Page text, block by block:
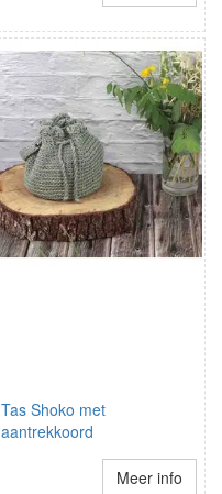
Tas Shoko met
aantrekkoord
Meer info